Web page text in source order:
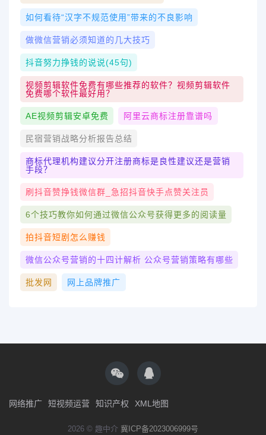
如何看待“汉字不规范使用”带来的不良影响
做微信营销必须知道的几大技巧
抖音努力挣钱的说说(45句)
视频剪辑软件免费有哪些推荐的软件？视频剪辑软件
免费哪个软件最好用？
AE视频剪辑安卓免费 阿里云商标注册靠谱吗
民宿营销战略分析报告总结
商标代理机构建议分开注册商标是良性建议还是营销
手段？
刷抖音赞挣钱微信群_急招抖音快手点赞关注员
6个技巧教你如何通过微信公众号获得更多的阅读量
拍抖音短剧怎么赚钱
微信公众号营销的十四计解析 公众号营销策略有哪些
批发网 网上品牌推广
网络推广 短视频运营 知识产权 XML地图
2026 © 趣中介 冀ICP备2023006999号